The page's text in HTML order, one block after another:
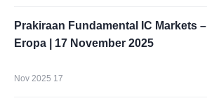
Prakiraan Fundamental IC Markets –
Eropa | 17 November 2025
Nov 2025 17